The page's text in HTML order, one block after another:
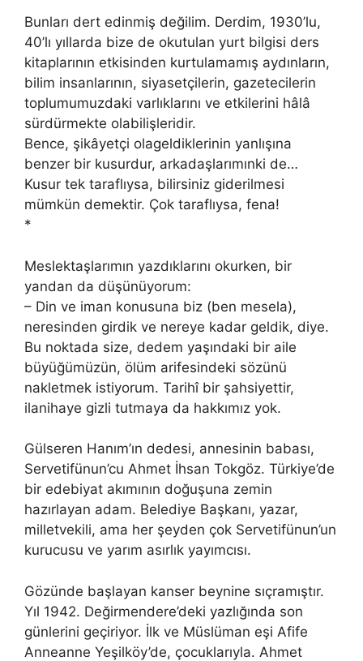
Bunları dert edinmiş değilim. Derdim, 1930’lu,
40’lı yıllarda bize de okutulan yurt bilgisi ders
kitaplarının etkisinden kurtulamamış aydınların,
bilim insanlarının, siyasetçilerin, gazetecilerin
toplumumuzdaki varlıklarını ve etkilerini hâlâ
sürdürmekte olabilişleridir.
Bence, şikâyetçi olageldiklerinin yanlışına
benzer bir kusurdur, arkadaşlarımınki de…
Kusur tek taraflıysa, bilirsiniz giderilmesi
mümkün demektir. Çok taraflıysa, fena!
*
Meslektaşlarımın yazdıklarını okurken, bir
yandan da düşünüyorum:
– Din ve iman konusuna biz (ben mesela),
neresinden girdik ve nereye kadar geldik, diye.
Bu noktada size, dedem yaşındaki bir aile
büyüğümüzün, ölüm arifesindeki sözünü
nakletmek istiyorum. Tarihî bir şahsiyettir,
ilanihaye gizli tutmaya da hakkımız yok.
Gülseren Hanım’ın dedesi, annesinin babası,
Servetifünun’cu Ahmet İhsan Tokgöz. Türkiye’de
bir edebiyat akımının doğuşuna zemin
hazırlayan adam. Belediye Başkanı, yazar,
milletvekili, ama her şeyden çok Servetifünun’un
kurucusu ve yarım asırlık yayımcısı.
Gözünde başlayan kanser beynine sıçramıştır.
Yıl 1942. Değirmendere’deki yazlığında son
günlerini geçiriyor. İlk ve Müslüman eşi Afife
Anneanne Yeşilköy’de, çocuklarıyla. Ahmet